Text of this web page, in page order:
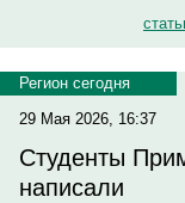
Регион сегодня
29 Мая 2026, 16:37
Студенты
написали